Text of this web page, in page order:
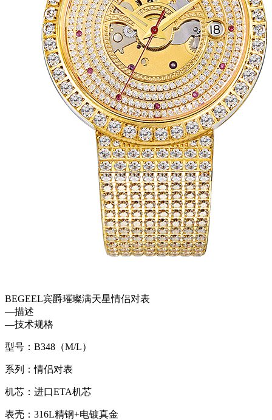
BEGEEL宾爵璀璨满天星情侣对表
—描述
—技术规格
型号：B348（M/L）
系列：情侣对表
机芯：进口ETA机芯
表壳：316L精钢+电镀真金